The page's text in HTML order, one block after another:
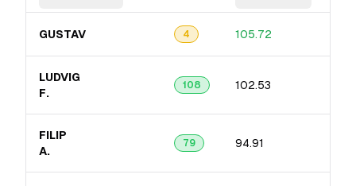
GUSTAV 4 105.72
LUDVIG
F.
108 102.53
FILIP
A.
79 94.91